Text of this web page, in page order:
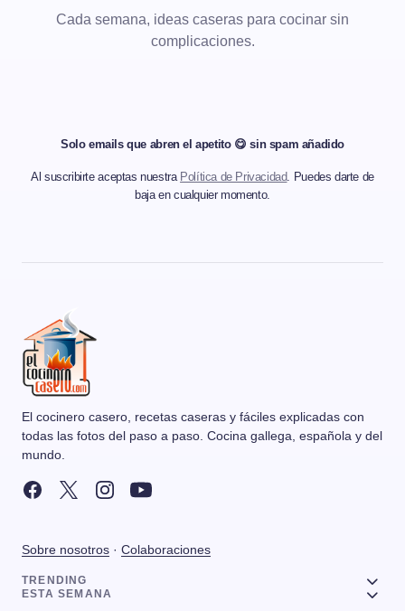
Cada semana, ideas caseras para cocinar sin
complicaciones.
Solo emails que abren el apetito 😋 sin spam añadido
Al suscribirte aceptas nuestra Política de Privacidad. Puedes darte de
baja en cualquier momento.
El cocinero casero, recetas caseras y fáciles explicadas con
todas las fotos del paso a paso. Cocina gallega, española y del
mundo.
Sobre nosotros · Colaboraciones
TRENDING
ESTA SEMANA